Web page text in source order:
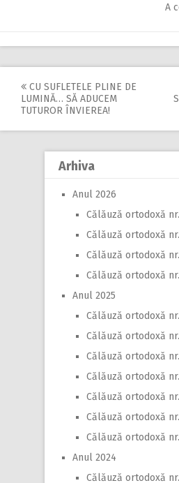
A
Post
navigation
CU SUFLETELE PLINE DE
LUMINĂ… SĂ ADUCEM
TUTUROR ÎNVIEREA!
Arhiva
Anul 2026
Călăuză ortodoxă
Călăuză ortodoxă
Călăuză ortodoxă
Călăuză ortodoxă
Anul 2025
Călăuză ortodoxă
Călăuză ortodoxă
Călăuză ortodoxă
Călăuză ortodoxă
Călăuză ortodoxă
Călăuză ortodoxă
Călăuză ortodoxă
Anul 2024
Călăuză ortodoxă